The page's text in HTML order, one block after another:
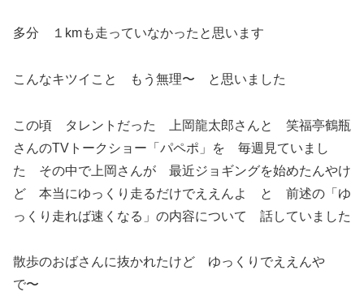
多分 １kmも走っていなかったと思います
こんなキツイこと もう無理〜 と思いました
この頃 タレントだった 上岡龍太郎さんと 笑福亭鶴瓶
さんのTVトークショー「パペポ」を 毎週見ていまし
た その中で上岡さんが 最近ジョギングを始めたんやけ
ど 本当にゆっくり走るだけでええんよ と 前述の「ゆ
っくり走れば速くなる」の内容について 話していました
散歩のおばさんに抜かれたけど ゆっくりでええんや
で〜